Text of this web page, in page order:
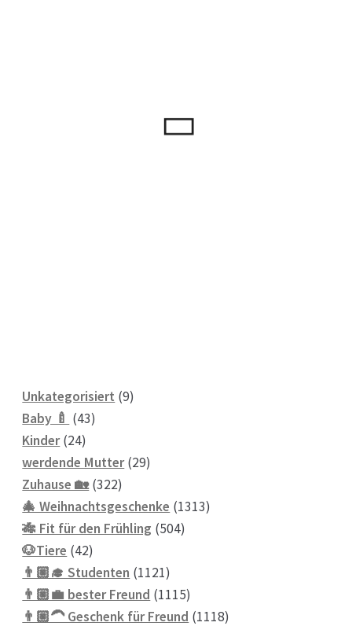
Unkategorisiert 99
Baby 🍼 4343
Kinder 2424
Produkte
werdende Mutter 2929
Zuhause 🏡 322322
Produkte
🎄 Weihnachtsgeschenke 13131313
🎋 Fit für den Frühling 504504
🐶Tiere 4242
Produkte
👨🏼‍🎓 Studenten 11211121
Produkte
👨🏼‍💼 bester Freund 11151115
Produkte
👨🏼‍🦱 Geschenk für Freund 11181118